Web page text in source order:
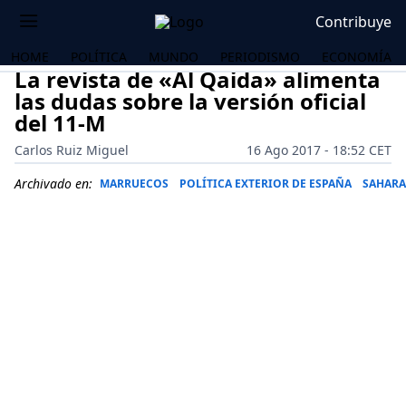
Contribuye
HOME POLÍTICA MUNDO PERIODISMO ECONOMÍA
La revista de «Al Qaida» alimenta
las dudas sobre la versión oficial
del 11-M
Carlos Ruiz Miguel
16 Ago 2017 - 18:52 CET
Archivado en: MARRUECOS POLÍTICA EXTERIOR DE ESPAÑA